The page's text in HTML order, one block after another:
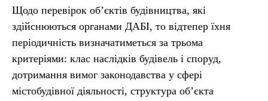
Щодо перевірок об’єктів будівництва, які
здійснюються органами ДАБІ, то відтепер їхня
періодичність визначатиметься за трьома
критеріями: клас наслідків будівель і споруд,
дотримання вимог законодавства у сфері
містобудівної діяльності, структура об’єкта